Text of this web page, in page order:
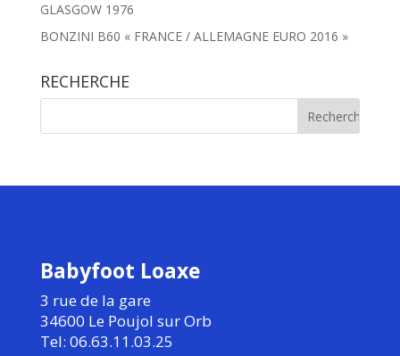
GLASGOW 1976
BONZINI B60 « FRANCE / ALLEMAGNE EURO 2016 »
RECHERCHE
Babyfoot Loaxe
3 rue de la gare
34600 Le Poujol sur Orb
Tel: 06.63.11.03.25